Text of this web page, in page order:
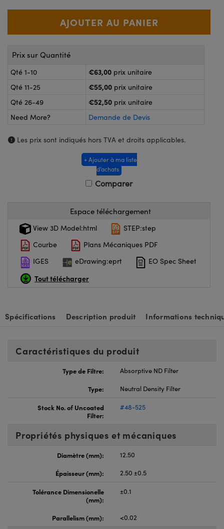
ou Coupleurs
: Microscopie
Gratings™
Prix sur Quantité
Qté 1-10 €63,00 prix unitaire
Qté 11-25
€55,00 prix unitaire
Qté 26-49
€52,50 prix unitaire
Need More?
Demande de Devis
Les prix sont indiqués hors TVA et droits applicables.
+ Ajouter à ma liste
d’achats
Comparer
Espace téléchargement
View 3D Model:html
STEP:step
Courbe
Plans Mécaniques PDF
IGES
eDrawing:eprt EO Spec Sheet
Tout télécharger
Spécifications Description produit Informations
Caractéristiques du produit
Type de Filtre:
Absorptive ND Filter
Type:
Neutral Density Filter
Stock No. of Uncoated
Filter:
#48-525
Propriétés physiques et mécaniques
Diamètre (mm):
12.50
Épaisseur (mm):
2.50 ±0.5
Tolérance Dimensionelle
(mm):
±0.1
Parallelism (mm): <0.02